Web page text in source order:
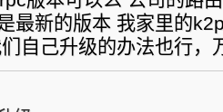
最新的版本 我家里的
自己升级的办法也行，